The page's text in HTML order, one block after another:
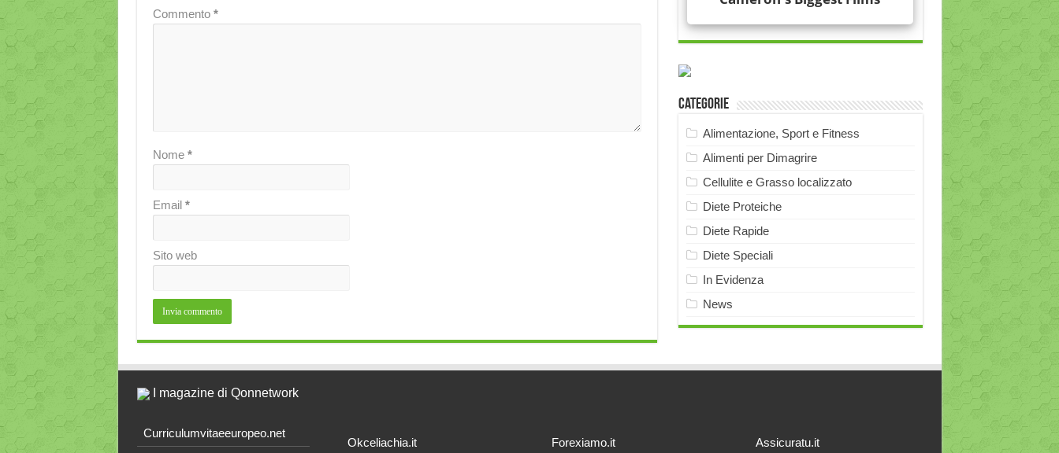
Commento *
Nome *
Email *
Sito web
Categorie
Alimentazione, Sport e Fitness
Alimenti per Dimagrire
Cellulite e Grasso localizzato
Diete Proteiche
Diete Rapide
Diete Speciali
In Evidenza
News
I magazine di Qonnetwork
Curriculumvitaeeuropeo.net
Okceliachia.it Forexiamo.it Assicuratu.it